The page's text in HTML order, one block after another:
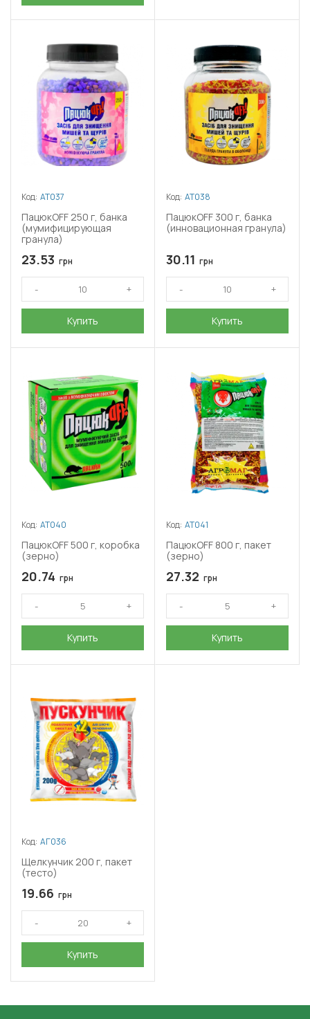
Код: АТ037
ПацюкOFF 250 г, банка
(мумифицирующая
гранула)
23.53 грн
Купить
Код: АТ038
ПацюкOFF 300 г, банка
(инновационная гранула)
30.11 грн
Купить
Код: АТ040
ПацюкOFF 500 г, коробка
(зерно)
20.74 грн
Купить
Код: АТ041
ПацюкOFF 800 г, пакет
(зерно)
27.32 грн
Купить
Код: АГ036
Щелкунчик 200 г, пакет
(тесто)
19.66 грн
Купить